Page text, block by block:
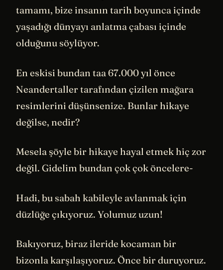
tamamı, bize insanın tarih boyunca içinde
yaşadığı dünyayı anlatma çabası içinde
olduğunu söylüyor.
En eskisi bundan taa 67.000 yıl önce
Neandertaller tarafından çizilen mağara
resimlerini düşünsenize. Bunlar hikaye
değilse, nedir?
Mesela şöyle bir hikaye hayal etmek hiç zor
değil. Gidelim bundan çok çok öncelere-
Hadi, bu sabah kabileyle avlanmak için
düzlüğe çıkıyoruz. Yolumuz uzun!
Bakıyoruz, biraz ileride kocaman bir
bizonla karşılaşıyoruz. Önce bir duruyoruz.